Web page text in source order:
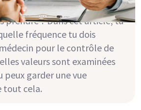
mesures préventives tu
prendre ? Dans cet article, tu
fréquence tu dois
pour le contrôle de
valeurs sont examinées
garder une vue
tout cela.